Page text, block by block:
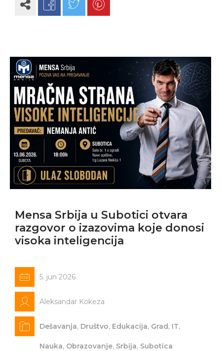
Mensa Srbija u Subotici otvara
razgovor o izazovima koje donosi
visoka inteligencija
5. jun 2026.
Aleksandar Kokeza
Dešavanja, Društvo, Edukacija, Grad, IT,
Nauka, Obrazovanje, Srbija, Subotica